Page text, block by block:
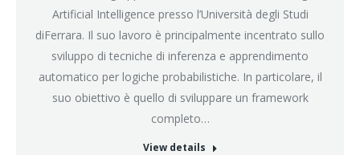
Artificial Intelligence presso l’Università degli Studi
diFerrara. Il suo lavoro è principalmente incentrato sullo
sviluppo di tecniche di inferenza e apprendimento
automatico per logiche probabilistiche. In particolare, il
suo obiettivo è quello di sviluppare un framework
completo…
sito
web
View details